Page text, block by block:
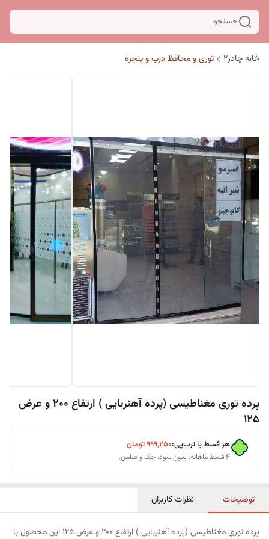
جستجو
خانه چادر۲ توری و محافظ درب و پنجره
پرده توری مغناطیسی (پرده آهنربایی ) ارتفاع 200 و عرض
125
هر قسط با ترب‌پی:۹۹۹٬۲۵۰تومان
۴ قسط ماهانه. بدون سود، چک و ضامن.
توضیحات نظرات کاربران
پرده توری مغناطیسی (پرده آهنربایی ) ارتفاع 200 و عرض 125 این محصول با